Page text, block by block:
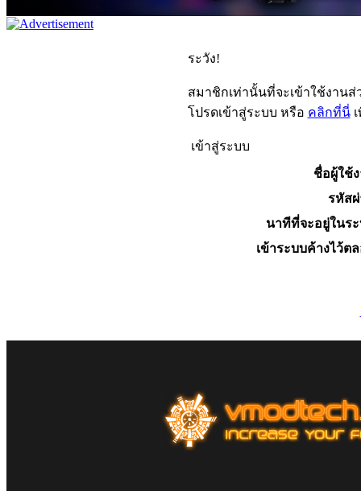
ระวัง!
สมาชิกเท่านั้นที่จะเข้าใช้งานส่
โปรดเข้าสู่ระบบ หรือ คลิกที่นี่เ
เข้าสู่ระบบ
ชื่อผู้ใช้
รหัส
นาทีที่จะอยู่ในร
เข้าระบบค้างไว้ต